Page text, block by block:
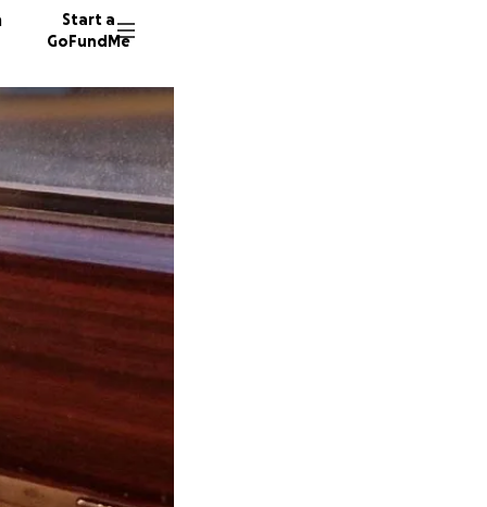
Start a
GoFundMe